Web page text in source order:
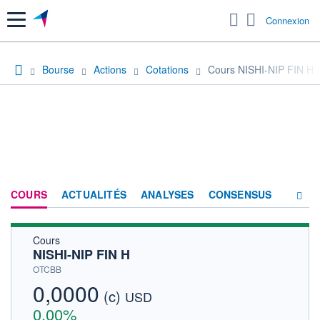
Menu Connexion
Bourse Actions Cotations Cours NISHI-NIP FIN H
COURS ACTUALITÉS ANALYSES CONSENSUS
Cours
NISHI-NIP FIN H
OTCBB
0,0000 (c) USD
0,00%